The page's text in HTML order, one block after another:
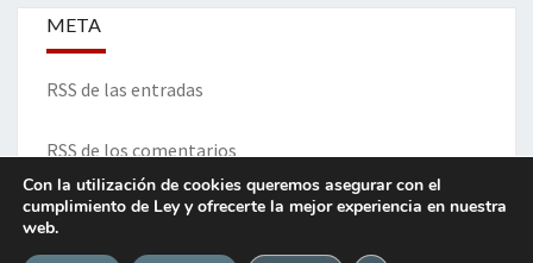
META
RSS de las entradas
RSS de los comentarios
Con la utilización de cookies queremos asegurar con el
cumplimiento de Ley y ofrecerte la mejor experiencia en nuestra
web.